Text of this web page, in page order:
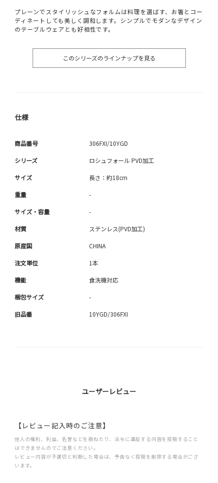
プレーンでスタイリッシュなフォルムは料理を選ばす、お箸とコー
ディネートしても美しく調和します。シンプルでモダンなデザイン
のテーブルウェアとも好相性です。
このシリーズのラインナップを見る
仕様
商品番号 306FXI/10YGD
シリーズ ロシュフォール PVD加工
サイズ 長さ：約18cm
重量 -
サイズ・容量 -
材質 ステンレス(PVD加工)
原産国 CHINA
注文単位 1本
機能 食洗機対応
梱包サイズ -
旧品番 10YGD/306FXI
ユーザーレビュー
【レビュー記入時のご注意】
他人の権利、利益、名誉などを損ねたり、法令に違反する内容を投稿すること
はできませんのでご注意ください。
レビュー内容が不適切と判断した場合は、予告なく投稿を削除する場合がござ
います。